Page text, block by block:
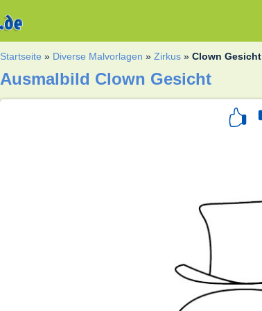
Startseite » Diverse Malvorlagen »Zirkus »Clown Gesicht
Ausmalbild Clown Gesicht